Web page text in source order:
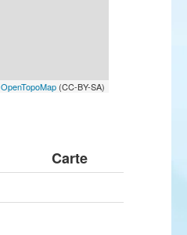
OpenTopoMap(CC-BY-SA)
Carte